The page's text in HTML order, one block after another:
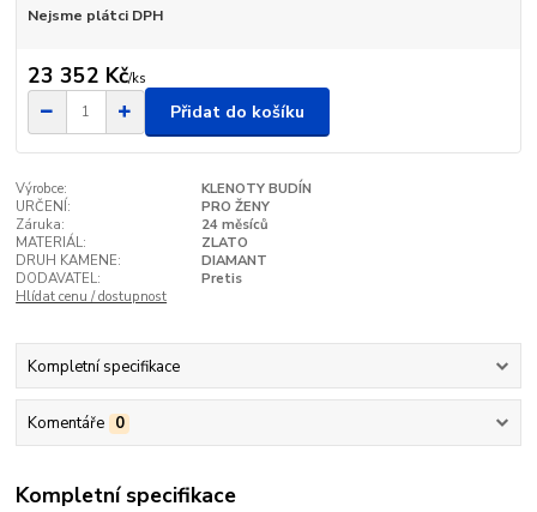
Nejsme plátci DPH
23 352 Kč/ks
Přidat do košíku
Výrobce:
KLENOTY BUDÍN
URČENÍ:
PRO ŽENY
Záruka:
24 měsíců
MATERIÁL:
ZLATO
DRUH KAMENE:
DIAMANT
DODAVATEL:
Pretis
Hlídat cenu / dostupnost
Kompletní specifikace
Komentáře 0
Kompletní specifikace